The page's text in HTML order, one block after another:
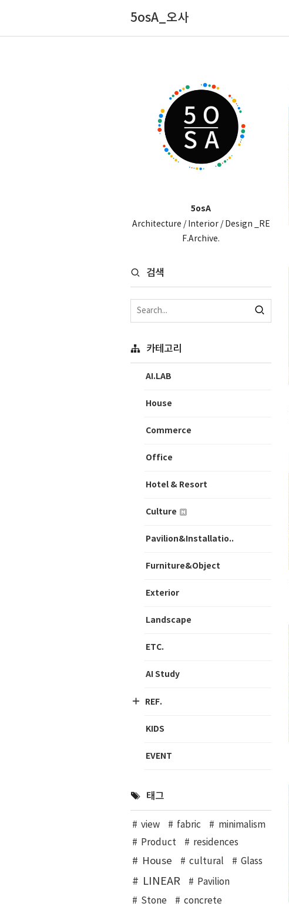
5osA_오사
5osA
Architecture / Interior / Design _RE
F.Archive.
검색
카테고리
AI.LAB
House
Commerce
Office
Hotel & Resort
Culture
Pavilion&Installatio..
Furniture&Object
Exterior
Landscape
ETC.
AI Study
REF.
KIDS
EVENT
태그
view fabric
minimalism
Product
residences
House cultural Glass
LINEAR
Pavilion
Stone
concrete